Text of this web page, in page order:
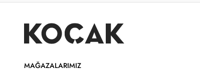
MAĞAZALARIMIZ